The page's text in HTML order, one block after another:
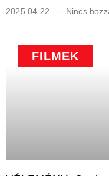
2025.04.22. Nincs
FILMEK